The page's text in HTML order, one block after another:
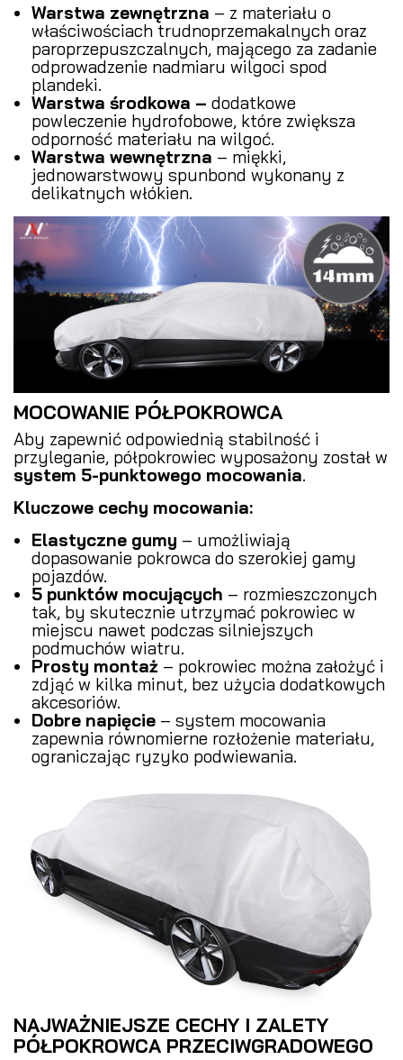
Warstwa zewnętrzna – z materiału o
właściwościach trudnoprzemakalnych oraz
paroprzepuszczalnych, mającego za zadanie
odprowadzenie nadmiaru wilgoci spod
plandeki.
Warstwa środkowa – dodatkowe
powleczenie hydrofobowe, które zwiększa
odporność materiału na wilgoć.
Warstwa wewnętrzna – miękki,
jednowarstwowy spunbond wykonany z
delikatnych włókien.
MOCOWANIE PÓŁPOKROWCA
Aby zapewnić odpowiednią stabilność i
przyleganie, półpokrowiec wyposażony został w
system 5-punktowego mocowania.
Kluczowe cechy mocowania:
Elastyczne gumy – umożliwiają
dopasowanie pokrowca do szerokiej gamy
pojazdów.
5 punktów mocujących – rozmieszczonych
tak, by skutecznie utrzymać pokrowiec w
miejscu nawet podczas silniejszych
podmuchów wiatru.
Prosty montaż – pokrowiec można założyć i
zdjąć w kilka minut, bez użycia dodatkowych
akcesoriów.
Dobre napięcie – system mocowania
zapewnia równomierne rozłożenie materiału,
ograniczając ryzyko podwiewania.
NAJWAŻNIEJSZE CECHY I ZALETY
PÓŁPOKROWCA PRZECIWGRADOWEGO